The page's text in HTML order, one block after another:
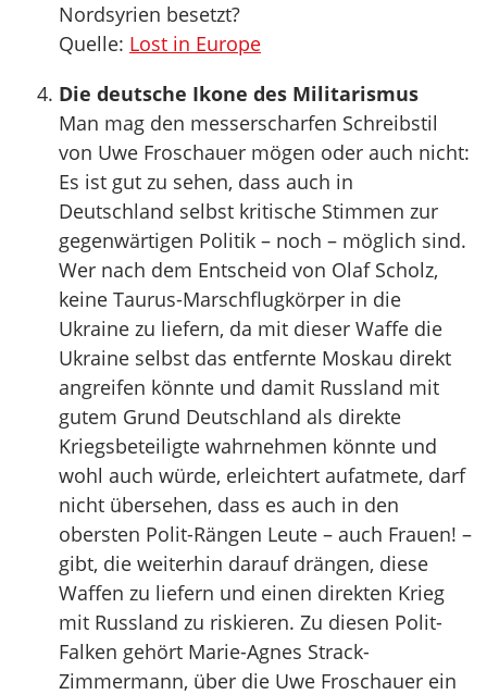
Nordsyrien besetzt?
Quelle: Lost in Europe
Die deutsche Ikone des Militarismus
Man mag den messerscharfen Schreibstil
von Uwe Froschauer mögen oder auch nicht:
Es ist gut zu sehen, dass auch in
Deutschland selbst kritische Stimmen zur
gegenwärtigen Politik – noch – möglich sind.
Wer nach dem Entscheid von Olaf Scholz,
keine Taurus-Marschflugkörper in die
Ukraine zu liefern, da mit dieser Waffe die
Ukraine selbst das entfernte Moskau direkt
angreifen könnte und damit Russland mit
gutem Grund Deutschland als direkte
Kriegsbeteiligte wahrnehmen könnte und
wohl auch würde, erleichtert aufatmete, darf
nicht übersehen, dass es auch in den
obersten Polit-Rängen Leute – auch Frauen! –
gibt, die weiterhin darauf drängen, diese
Waffen zu liefern und einen direkten Krieg
mit Russland zu riskieren. Zu diesen Polit-
Falken gehört Marie-Agnes Strack-
Zimmermann, über die Uwe Froschauer ein